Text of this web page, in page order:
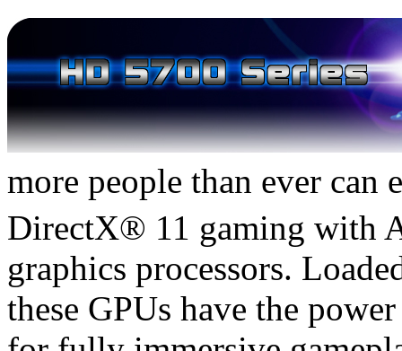
more people than ever can
DirectX® 11 gaming with
graphics processors.
these GPUs have the